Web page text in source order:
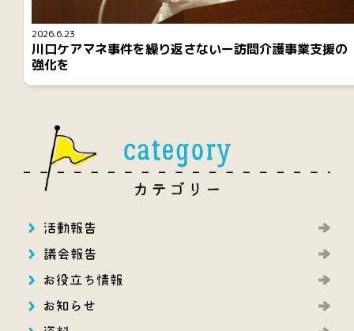
2026.6.23
川口ケアマネ事件を繰り返さないー訪問介護事業支援の
強化を